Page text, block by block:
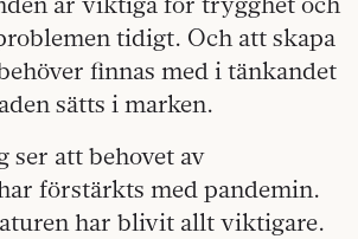
tidigt. Och att skapa
finnas med i tänkandet
sätts i marken.
ser att behovet av
förstärkts med pandemin.
har blivit allt viktigare.